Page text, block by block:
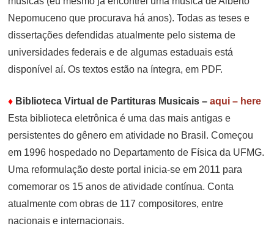
Nepomuceno que procurava há anos). Todas as teses e
dissertações defendidas atualmente pelo sistema de
universidades federais e de algumas estaduais está
disponível aí. Os textos estão na íntegra, em PDF.
♦ Biblioteca Virtual de Partituras Musicais –aqui – here
Esta biblioteca eletrônica é uma das mais antigas e
persistentes do gênero em atividade no Brasil. Começou
em 1996 hospedado no Departamento de Física da UFMG.
Uma reformulação deste portal inicia-se em 2011 para
comemorar os 15 anos de atividade contínua. Conta
atualmente com obras de 117 compositores, entre
nacionais e internacionais.